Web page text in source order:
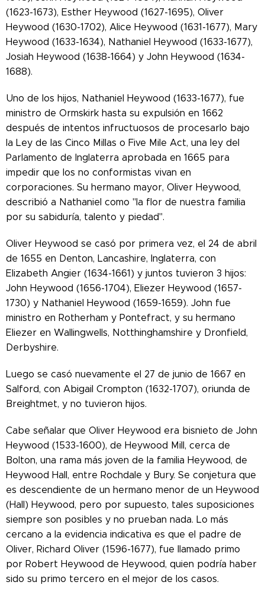
(1623-1673), Esther Heywood (1627-1695), Oliver
Heywood (1630-1702), Alice Heywood (1631-1677), Mary
Heywood (1633-1634), Nathaniel Heywood (1633-1677),
Josiah Heywood (1638-1664) y John Heywood (1634-
1688).
Uno de los hijos, Nathaniel Heywood (1633-1677), fue
ministro de Ormskirk hasta su expulsión en 1662
después de intentos infructuosos de procesarlo bajo
la Ley de las Cinco Millas o Five Mile Act, una ley del
Parlamento de Inglaterra aprobada en 1665 para
impedir que los no conformistas vivan en
corporaciones. Su hermano mayor, Oliver Heywood,
describió a Nathaniel como "la flor de nuestra familia
por su sabiduría, talento y piedad".
Oliver Heywood se casó por primera vez, el 24 de abril
de 1655 en Denton, Lancashire, Inglaterra, con
Elizabeth Angier (1634-1661) y juntos tuvieron 3 hijos:
John Heywood (1656-1704), Eliezer Heywood (1657-
1730) y Nathaniel Heywood (1659-1659). John fue
ministro en Rotherham y Pontefract, y su hermano
Eliezer en Wallingwells, Notthinghamshire y Dronfield,
Derbyshire.
Luego se casó nuevamente el 27 de junio de 1667 en
Salford, con Abigail Crompton (1632-1707), oriunda de
Breightmet, y no tuvieron hijos.
Cabe señalar que Oliver Heywood era bisnieto de John
Heywood (1533-1600), de Heywood Mill, cerca de
Bolton, una rama más joven de la familia Heywood, de
Heywood Hall, entre Rochdale y Bury. Se conjetura que
es descendiente de un hermano menor de un Heywood
(Hall) Heywood, pero por supuesto, tales suposiciones
siempre son posibles y no prueban nada. Lo más
cercano a la evidencia indicativa es que el padre de
Oliver, Richard Oliver (1596-1677), fue llamado primo
por Robert Heywood de Heywood, quien podría haber
sido su primo tercero en el mejor de los casos.